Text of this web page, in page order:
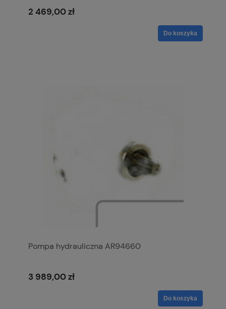
2 469,00 zł
Do koszyka
Pompa hydrauliczna AR94660
3 989,00 zł
Do koszyka